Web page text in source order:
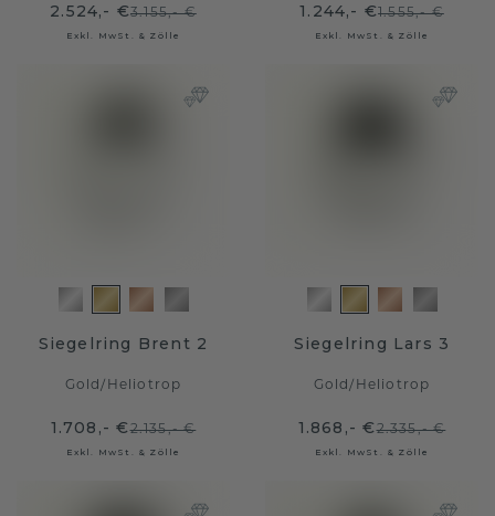
2.524,- €3.155,- €
Exkl. MwSt. & Zölle
1.244,- €1.555,- €
Exkl. MwSt. & Zölle
Siegelring Brent 2
Gold/ Heliotrop
1.708,- €2.135,- €
Exkl. MwSt. & Zölle
Siegelring Lars 3
Gold/ Heliotrop
1.868,- €2.335,- €
Exkl. MwSt. & Zölle